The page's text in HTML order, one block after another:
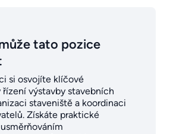
tato pozice
si osvojíte klíčové
výstavby stavebních
staveniště a koordinaci
Získáte praktické